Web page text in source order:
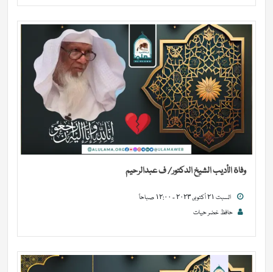
وفاة الأديب الشيخ الدكتور/ ف عبدالرحيم
السبت ٢١ أكتوبر, ٢٠٢٣ - ١٢:٠٠ صباحاً
حافظ خضر حیات